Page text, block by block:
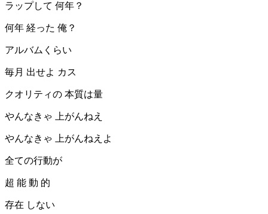
ラップして 何年？
何年 経った 俺？
アルバムくらい
毎月 出せよ カス
クオリティの 本質は量
やんなきゃ 上がんねえ
やんなきゃ 上がんねえよ
全ての行動が
超 能 動 的
存在 しない